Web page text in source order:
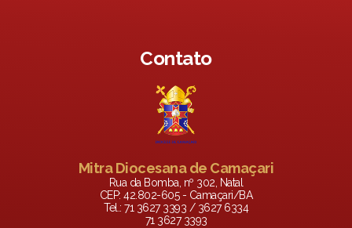
Contato
Mitra Diocesana de Camaçari
Rua da Bomba, nº 302, Natal
CEP: 42.802-605 - Camaçari/BA
Tel.: 71 3627 3393 / 3627 6334
71 3627 3393